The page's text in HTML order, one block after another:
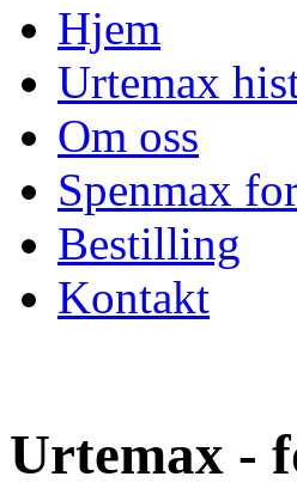
Hjem
Urtemax
Om oss
Spenmax
Bestilling
Kontakt
Urtemax -